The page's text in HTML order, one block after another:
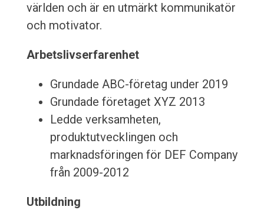
världen och är en utmärkt kommunikatör
och motivator.
Arbetslivserfarenhet
Grundade ABC-företag under 2019
Grundade företaget XYZ 2013
Ledde verksamheten,
produktutvecklingen och
marknadsföringen för DEF Company
från 2009-2012
Utbildning